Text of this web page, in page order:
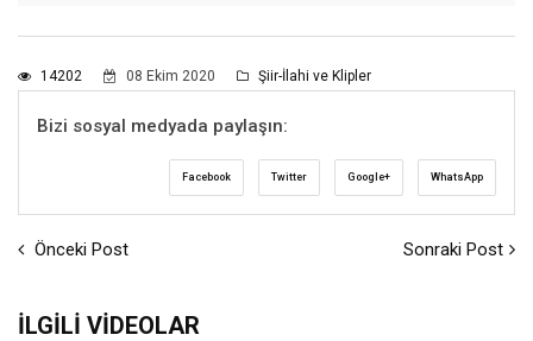
14202 08 Ekim 2020 Şiir-İlahi ve Klipler
Bizi sosyal medyada paylaşın:
Facebook Twitter Google+ WhatsApp
Önceki Post Sonraki Post
İLGILI VIDEOLAR